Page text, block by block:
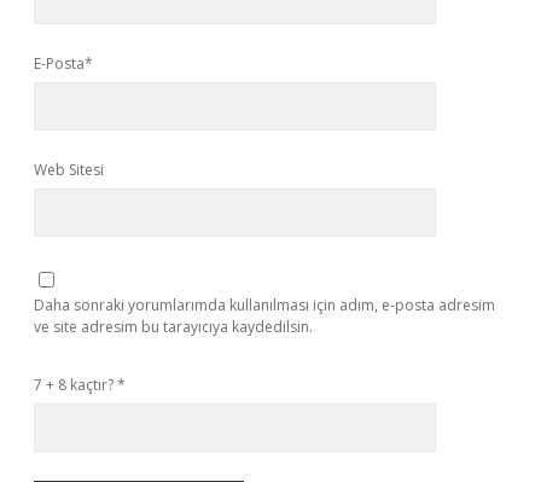
E-Posta*
Web Sitesi
Daha sonraki yorumlarımda kullanılması için adım, e-posta adresim
ve site adresim bu tarayıcıya kaydedilsin.
7 + 8 kaçtır?*